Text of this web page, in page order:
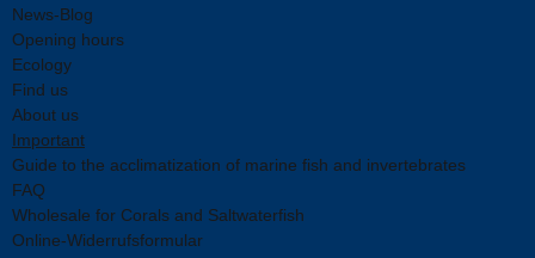
News-Blog
Opening hours
Ecology
Find us
About us
Important
Guide to the acclimatization of marine fish and invertebrates
FAQ
Wholesale for Corals and Saltwaterfish
Online-Widerrufsformular